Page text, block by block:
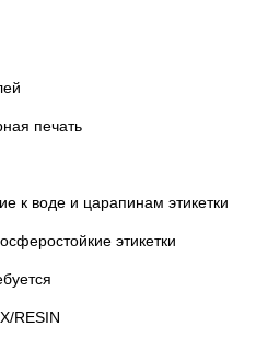
печать
к воде и царапинам этикетки
этикетки
RESIN